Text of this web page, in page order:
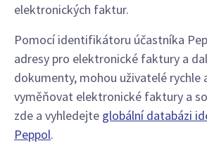
elektronických faktur.
Pomocí identifikátoru účastníka
adresy pro elektronické faktury a
dokumenty, mohou uživatelé rychle
vyměňovat elektronické faktury a
zde a vyhledejte globální databázi
Peppol.